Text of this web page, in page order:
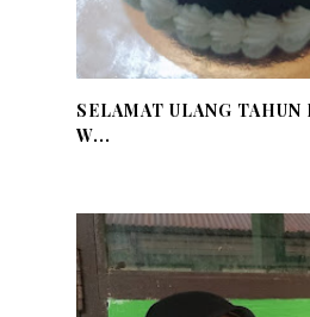
SELAMAT ULANG TAHUN
W...